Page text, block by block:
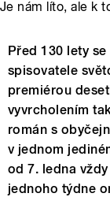
Je nám líto, ale k
Před 130 lety
spisovatele
premiérou
vyvrcholením
román s
v jednom
od 7. ledna
jednoho týdne